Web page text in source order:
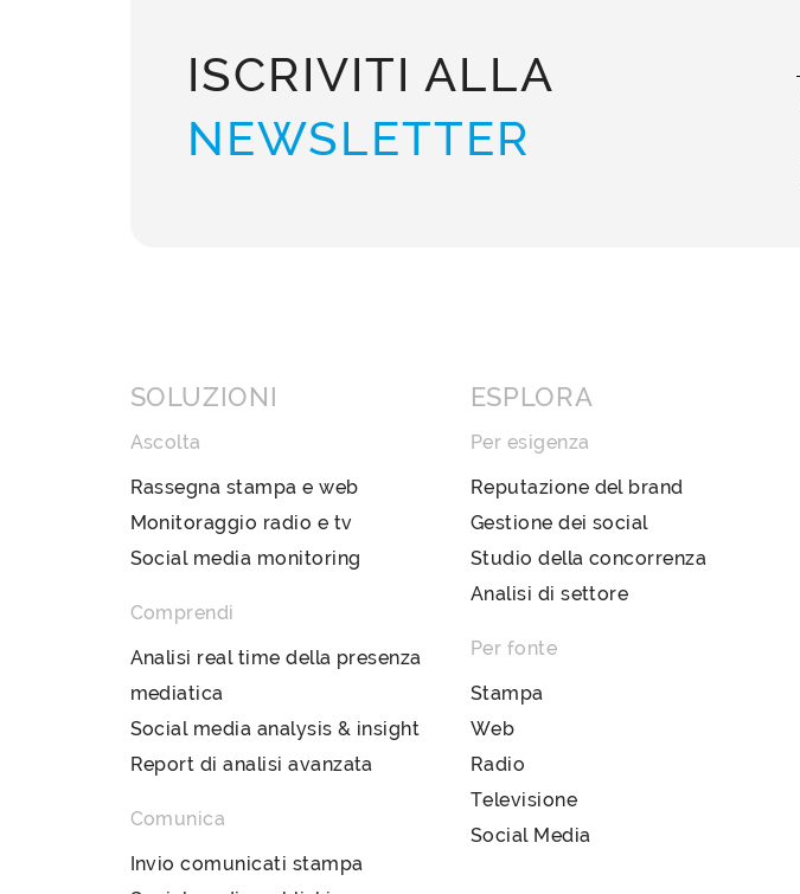
ISCRIVITI ALLA
NEWSLETTER
SOLUZIONI
Ascolta
Rassegna stampa e web
Monitoraggio radio e tv
Social media monitoring
Comprendi
Analisi real time della presenza
mediatica
Social media analysis & insight
Report di analisi avanzata
Comunica
Invio comunicati stampa
ESPLORA
Per esigenza
Reputazione del brand
Gestione dei social
Studio della concorrenza
Analisi di settore
Per fonte
Stampa
Web
Radio
Televisione
Social Media